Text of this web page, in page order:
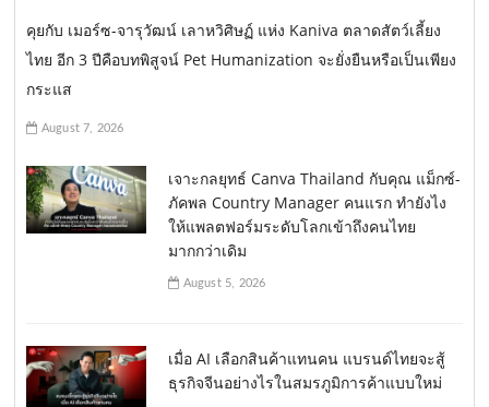
คุยกับ เมอร์ซ-จารุวัฒน์ เลาหวิศิษฏ์ แห่ง Kaniva ตลาดสัตว์เลี้ยง
ไทย อีก 3 ปีคือบทพิสูจน์ Pet Humanization จะยั่งยืนหรือเป็นเพียง
กระแส
August 7, 2026
เจาะกลยุทธ์ Canva Thailand กับคุณ แม็กซ์-
ภัคพล Country Manager คนแรก ทำยังไง
ให้แพลตฟอร์มระดับโลกเข้าถึงคนไทย
มากกว่าเดิม
August 5, 2026
เมื่อ AI เลือกสินค้าแทนคน แบรนด์ไทยจะสู้
ธุรกิจจีนอย่างไรในสมรภูมิการค้าแบบใหม่